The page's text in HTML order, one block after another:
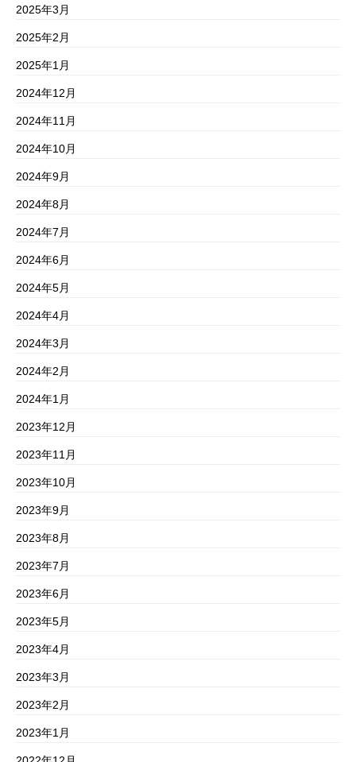
2025年3月
2025年2月
2025年1月
2024年12月
2024年11月
2024年10月
2024年9月
2024年8月
2024年7月
2024年6月
2024年5月
2024年4月
2024年3月
2024年2月
2024年1月
2023年12月
2023年11月
2023年10月
2023年9月
2023年8月
2023年7月
2023年6月
2023年5月
2023年4月
2023年3月
2023年2月
2023年1月